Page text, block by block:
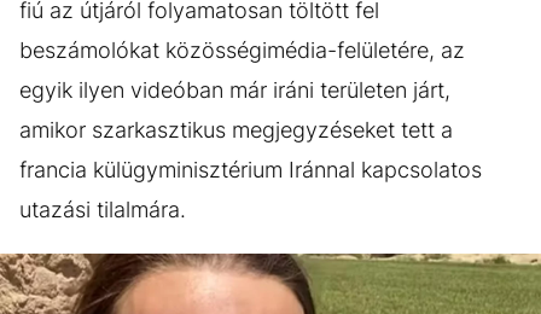
fiú az útjáról folyamatosan töltött fel
beszámolókat közösségimédia-felületére, az
egyik ilyen videóban már iráni területen járt,
amikor szarkasztikus megjegyzéseket tett a
francia külügyminisztérium Iránnal kapcsolatos
utazási tilalmára.